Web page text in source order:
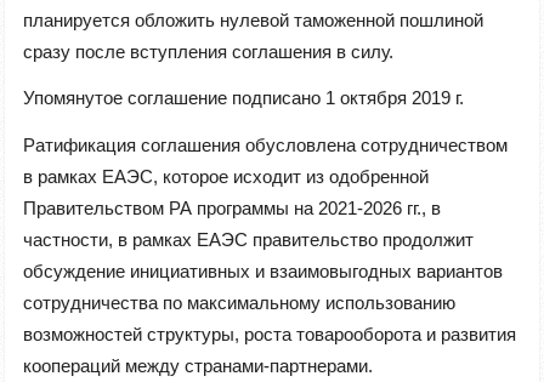
планируется обложить нулевой таможенной пошлиной
сразу после вступления соглашения в силу.
Упомянутое соглашение подписано 1 октября 2019 г.
Ратификация соглашения обусловлена ​​сотрудничеством
в рамках ЕАЭС, которое исходит из одобренной
Правительством РА программы на 2021-2026 гг., в
частности, в рамках ЕАЭС правительство продолжит
обсуждение инициативных и взаимовыгодных вариантов
сотрудничества по максимальному использованию
возможностей структуры, роста товарооборота и развития
коопераций между странами-партнерами.